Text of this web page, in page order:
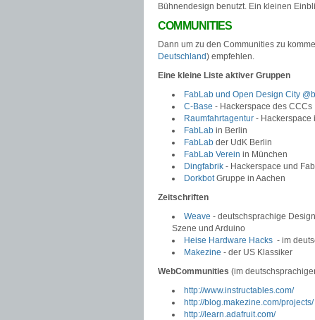
Bühnendesign benutzt. Ein kleinen
COMMUNITIES
Dann um zu den Communities zu
Deutschland) empfehlen.
Eine kleine Liste aktiver Gruppen
FabLab und Open Design City
C-Base - Hackerspace des CCCs
Raumfahrtagentur - Hackerspace
FabLab in Berlin
FabLab der UdK Berlin
FabLab Verein in München
Dingfabrik - Hackerspace und
DorkbotGruppe in Aachen
Zeitschriften
Weave - deutschsprachige
Szene und Arduino
Heise Hardware Hacks - im
Makezine - der US Klassiker
WebCommunities (im
http://www.instructables.com/
http://blog.makezine.com/projects/
http://learn.adafruit.com/